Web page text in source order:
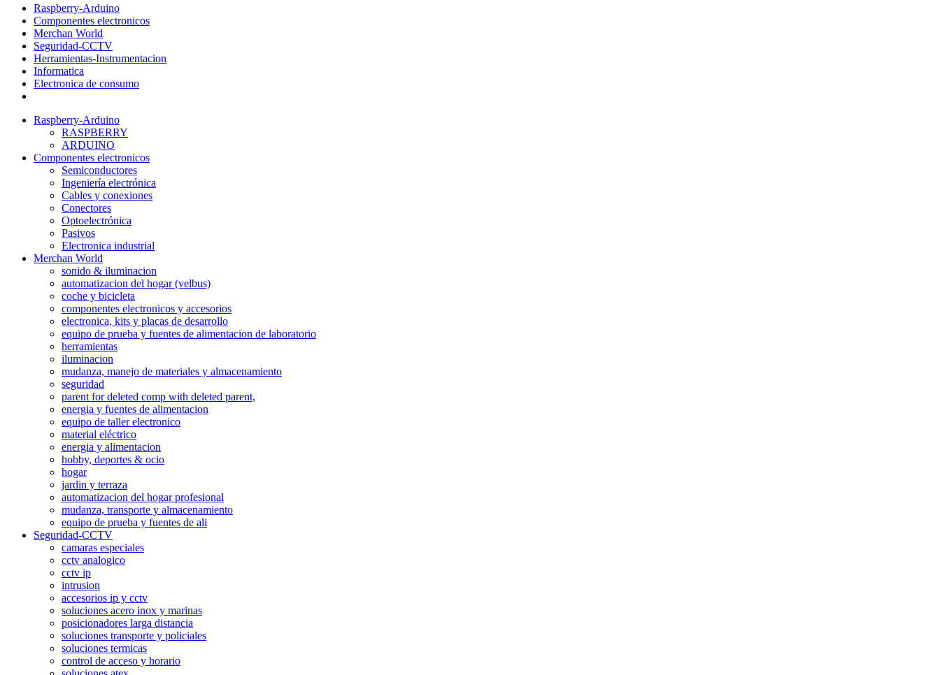
Raspberry-Arduino
Componentes electronicos
Merchan World
Seguridad-CCTV
Herramientas-Instrumentacion
Informatica
Electronica de consumo
Raspberry-Arduino
RASPBERRY
ARDUINO
Componentes electronicos
Semiconductores
Ingeniería electrónica
Cables y conexiones
Conectores
Optoelectrónica
Pasivos
Electronica industrial
Merchan World
sonido & iluminacion
automatizacion del hogar (velbus)
coche y bicicleta
componentes electronicos y accesorios
electronica, kits y placas de desarrollo
equipo de prueba y fuentes de alimentacion de laboratorio
herramientas
iluminacion
mudanza, manejo de materiales y almacenamiento
seguridad
parent for deleted comp with deleted parent,
energia y fuentes de alimentacion
equipo de taller electronico
material eléctrico
energia y alimentacion
hobby, deportes & ocio
hogar
jardin y terraza
automatizacion del hogar profesional
mudanza, transporte y almacenamiento
equipo de prueba y fuentes de ali
Seguridad-CCTV
camaras especiales
cctv analogico
cctv ip
intrusion
accesorios ip y cctv
soluciones acero inox y marinas
posicionadores larga distancia
soluciones transporte y policiales
soluciones termicas
control de acceso y horario